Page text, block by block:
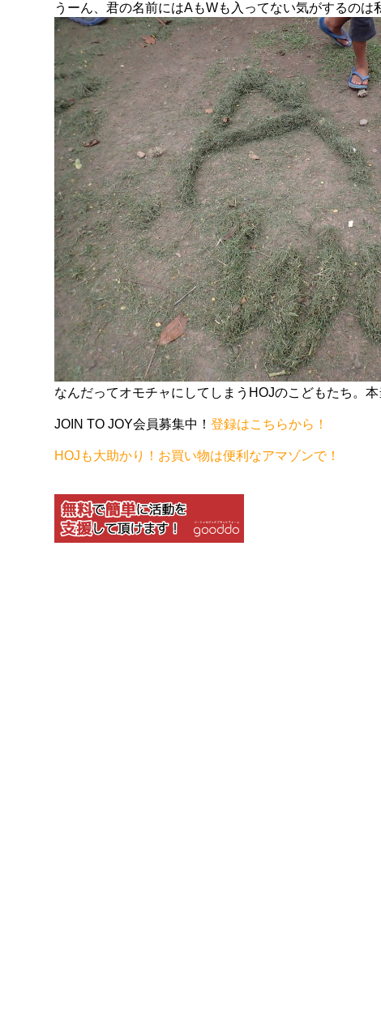
うーん、君の名前にはAもWも入ってない気がするのは
なんだってオモチャにしてしまうHOJのこどもたち。本
JOIN TO JOY会員募集中！登録はこちらから！
HOJも大助かり！お買い物は便利なアマゾンで！